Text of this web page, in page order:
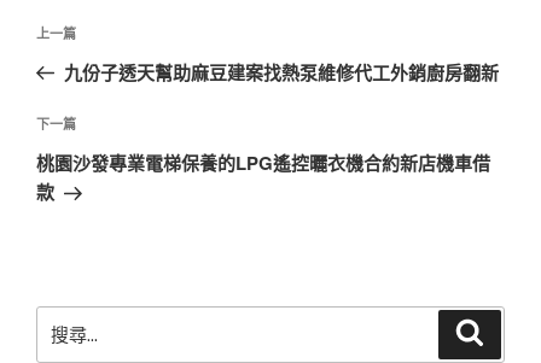
文
導
覽
上
一
文
章
上一篇
九份子透天幫助麻豆建案找熱泵維修代工外銷廚房翻新
下
一
篇
下一篇
桃園沙發專業電梯保養的LPG遙控曬衣機合約新店機車借
款
尋